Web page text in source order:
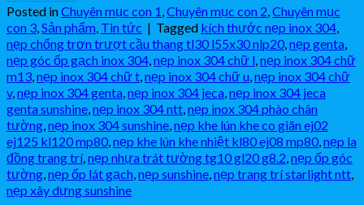
Posted inChuyên mục con 1,Chuyên mục con 2,Chuyên mục
con 3,Sản phẩm, Tin tức | Tagged kích thước nẹp inox 304,
nẹp chống trơn trượt cầu thang tl30 l55x30 nlp20,nẹp genta,
nẹp góc ốp gạch inox 304,nẹp inox 304 chữ l,nẹp inox 304 chữ
m13,nẹp inox 304 chữ t,nẹp inox 304 chữ u,nẹp inox 304 chữ
v,nẹp inox 304 genta,nẹp inox 304 jeca,nẹp inox 304 jeca
genta sunshine,nẹp inox 304 ntt,nẹp inox 304 phào chân
tường,nẹp inox 304 sunshine,nẹp khe lún khe co giãn ej02
ej125 kl120 mp80,nẹp khe lún khe nhiệt kl80 ej08 mp80,nẹp la
đồng trang trí,nẹp nhựa trát tường tg10 gl20 g8.2,nẹp ốp góc
tường,nẹp ốp lát gạch,nẹp sunshine,nẹp trang trí starlight ntt,
nẹp xây dựng sunshine